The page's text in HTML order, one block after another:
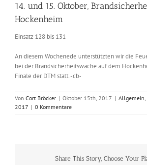
Bild
14. und 15. Oktober,
Hockenheim
Einsatz 128 bis 131
An diesem Wochenede unterstützten wir die
bei der Brandsicherheitswache auf dem
Finale der DTM statt. -cb-
Von Cort Bröcker | Oktober 15th, 2017 | Allgemein,
2017 | 0 Kommentare
Share This Story, Choose Your